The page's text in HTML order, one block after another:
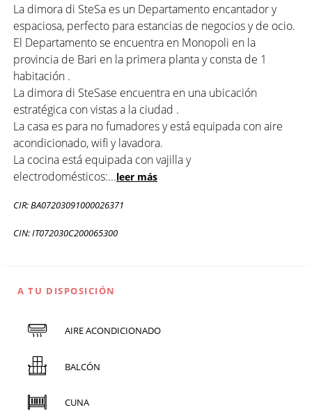
La dimora di SteSa es un Departamento encantador y
espaciosa, perfecto para estancias de negocios y de ocio.
El Departamento se encuentra en Monopoli en la
provincia de Bari en la primera planta y consta de 1
habitación .
La dimora di SteSase encuentra en una ubicación
estratégica con vistas a la ciudad .
La casa es para no fumadores y está equipada con aire
acondicionado, wifi y lavadora.
La cocina está equipada con vajilla y
electrodomésticos:...leer más
CIR: BA07203091000026371
CIN: IT072030C200065300
A TU DISPOSICIÓN
AIRE ACONDICIONADO
BALCÓN
CUNA